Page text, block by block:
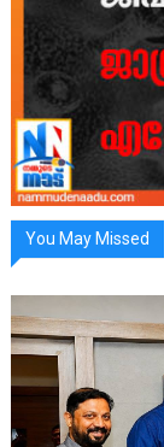
You May Missed